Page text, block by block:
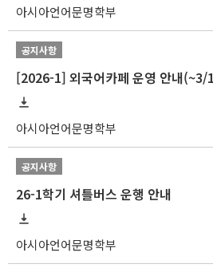
아시아언어문명학부
공지사항
[2026-1] 외국어카페 운영 안내(~3/
아시아언어문명학부
공지사항
26-1학기 셔틀버스 운행 안내
아시아언어문명학부